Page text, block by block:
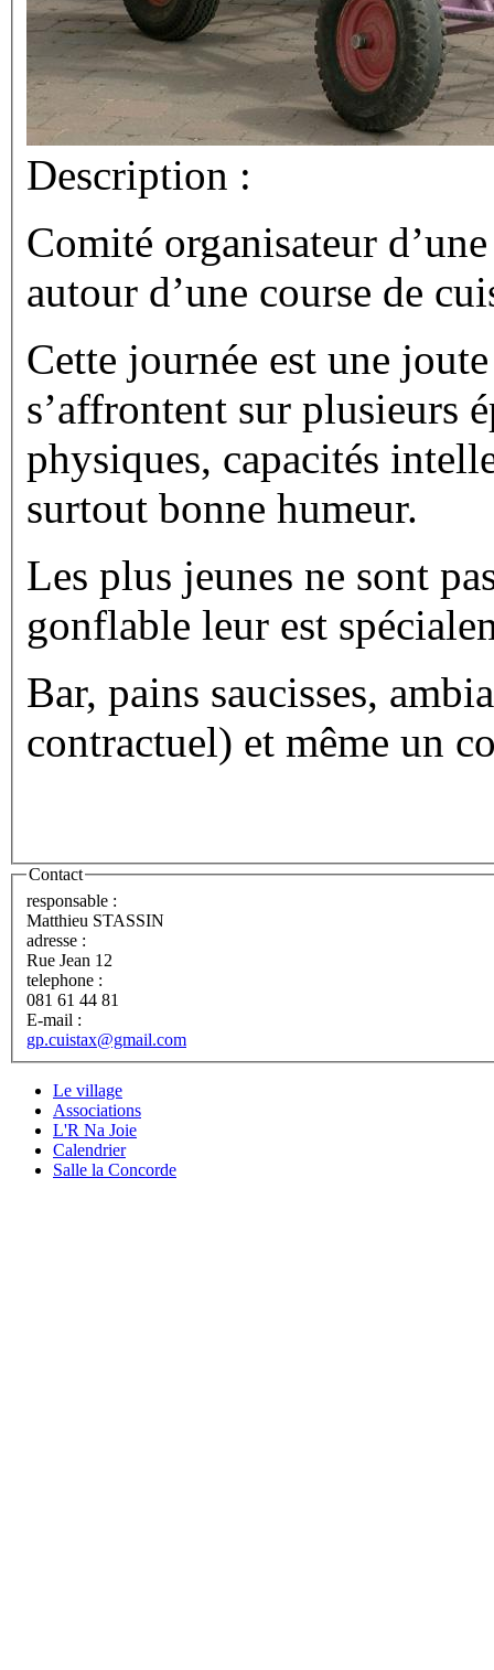
Description :
Comité organisateur
autour d’une course de
Cette journée est une
s’affrontent sur plusieurs
physiques, capacités
surtout bonne humeur.
Les plus jeunes ne sont
gonflable leur est
Bar, pains saucisses,
contractuel) et même un
Contact
responsable :
Matthieu STASSIN
adresse :
Rue Jean 12
telephone :
081 61 44 81
E-mail :
gp.cuistax@gmail.com
Le village
Associations
L'R Na Joie
Calendrier
Salle la Concorde